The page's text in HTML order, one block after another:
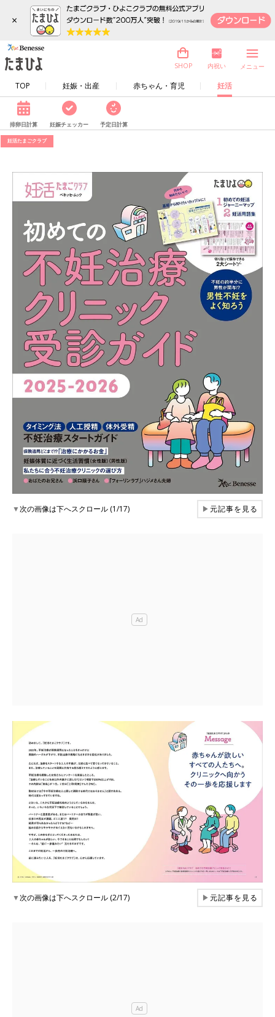
×
TOP 妊娠・出産 赤ちゃん・育児 妊活
SHOP 内祝い メニュー
排卵日計算 妊娠チェッカー 予定日計算
妊活たまごクラブ
▼次の画像は下へスクロール (1/17) ▶元記事を見る
▼次の画像は下へスクロール (2/17) ▶元記事を見る